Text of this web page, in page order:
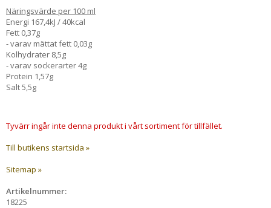
Näringsvärde per 100 ml
Energi 167,4kJ / 40kcal
Fett 0,37g
- varav mättat fett 0,03g
Kolhydrater 8,5g
- varav sockerarter 4g
Protein 1,57g
Salt 5,5g
Tyvärr ingår inte denna produkt i vårt sortiment för tillfället.
Till butikens startsida »
Sitemap »
Artikelnummer:
18225